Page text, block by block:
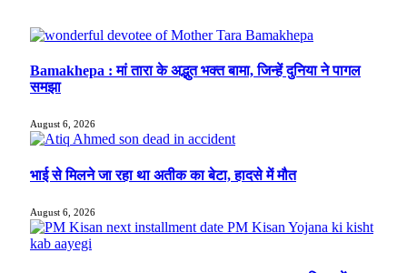
Bamakhepa : मां तारा के अद्भुत भक्त बामा, जिन्हें दुनिया ने पागल
समझा
August 6, 2026
भाई से मिलने जा रहा था अतीक का बेटा, हादसे में मौत
August 6, 2026